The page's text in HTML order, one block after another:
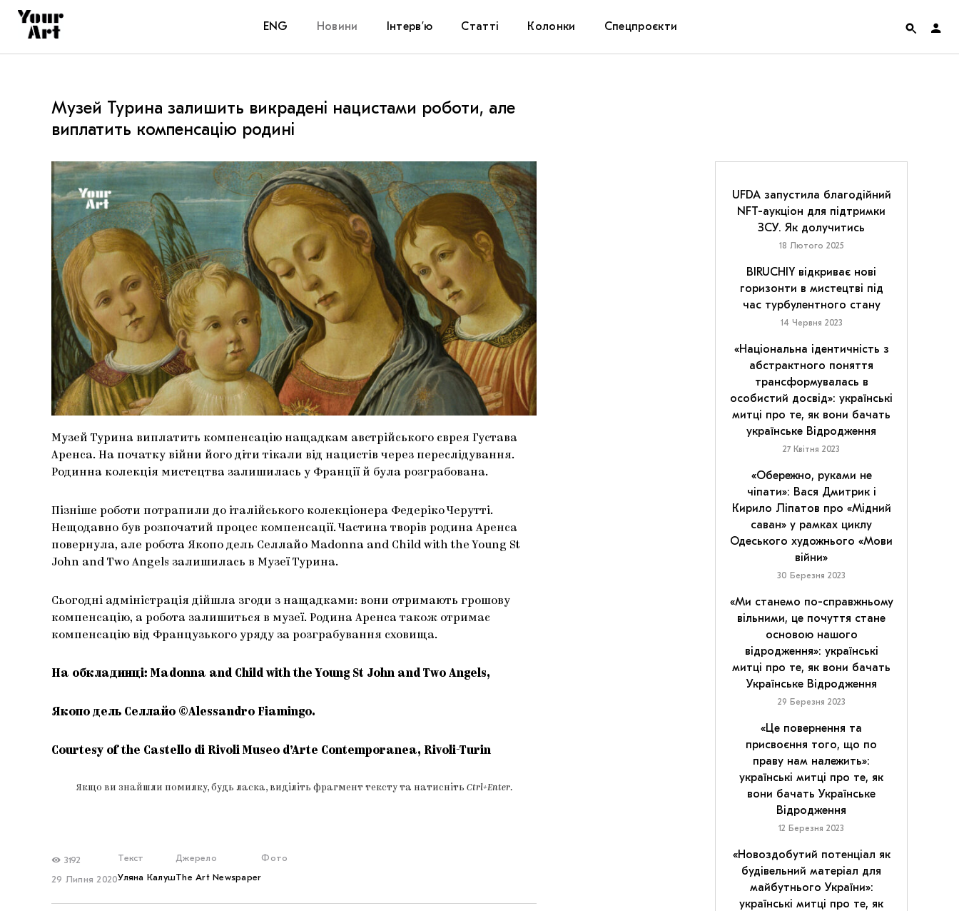
ENG Новини Інтерв’ю Статті Колонки Спецпроєкти
Carpathian Cult про різдвяні свята
Музей Турина залишить викрадені нацистами роботи, але
виплатить компенсацію родині
Музей Турина виплатить компенсацію нащадкам австрійського єврея Густава
Аренса. На початку війни його діти тікали від нацистів через переслідування.
Родинна колекція мистецтва залишилась у Франції й була розграбована.
Пізніше роботи потрапили до італійського колекціонера Федеріко Черутті.
Нещодавно був розпочатий процес компенсації. Частина творів родина Аренса
повернула, але робота Якопо дель Селлайо Madonna and Child with the Young St
John and Two Angels залишилась в Музеї Турина.
Сьогодні адміністрація дійшла згоди з нащадками: вони отримають грошову
компенсацію, а робота залишиться в музеї. Родина Аренса також отримає
компенсацію від Французького уряду за розграбування сховища.
На обкладинці: Madonna and Child with the Young St John and Two Angels,
Якопо дель Селлайо ©Alessandro Fiamingo.
Courtesy of the Castello di Rivoli Museo d’Arte Contemporanea, Rivoli-Turin
Якщо ви знайшли помилку, будь ласка, виділіть фрагмент тексту та натисніть Ctrl+Enter.
3192
29 Липня 2020
Текст
Уляна Калуш
Джерело
The Art Newspaper
Фото
UFDA запустила благодійний
NFT-аукціон для підтримки
ЗСУ. Як долучитись
18 Лютого 2025
BIRUCHIY відкриває нові
горизонти в мистецтві під
час турбулентного стану
14 Червня 2023
«Національна ідентичність з
абстрактного поняття
трансформувалась в
особистий досвід»: українські
митці про те, як вони бачать
українське Відродження
27 Квітня 2023
«Обережно, руками не
чіпати»: Вася Дмитрик і
Кирило Ліпатов про «Мідний
саван» у рамках циклу
Одеського художнього «Мови
війни»
30 Березня 2023
«Ми станемо по-справжньому
вільними, це почуття стане
основою нашого
відродження»: українські
митці про те, як вони бачать
Українське Відродження
29 Березня 2023
«Це повернення та
присвоєння того, що по
праву нам належить»:
українські митці про те, як
вони бачать Українське
Відродження
12 Березня 2023
«Новоздобутий потенціал як
будівельний матеріал для
майбутнього України»:
українські митці про те, як